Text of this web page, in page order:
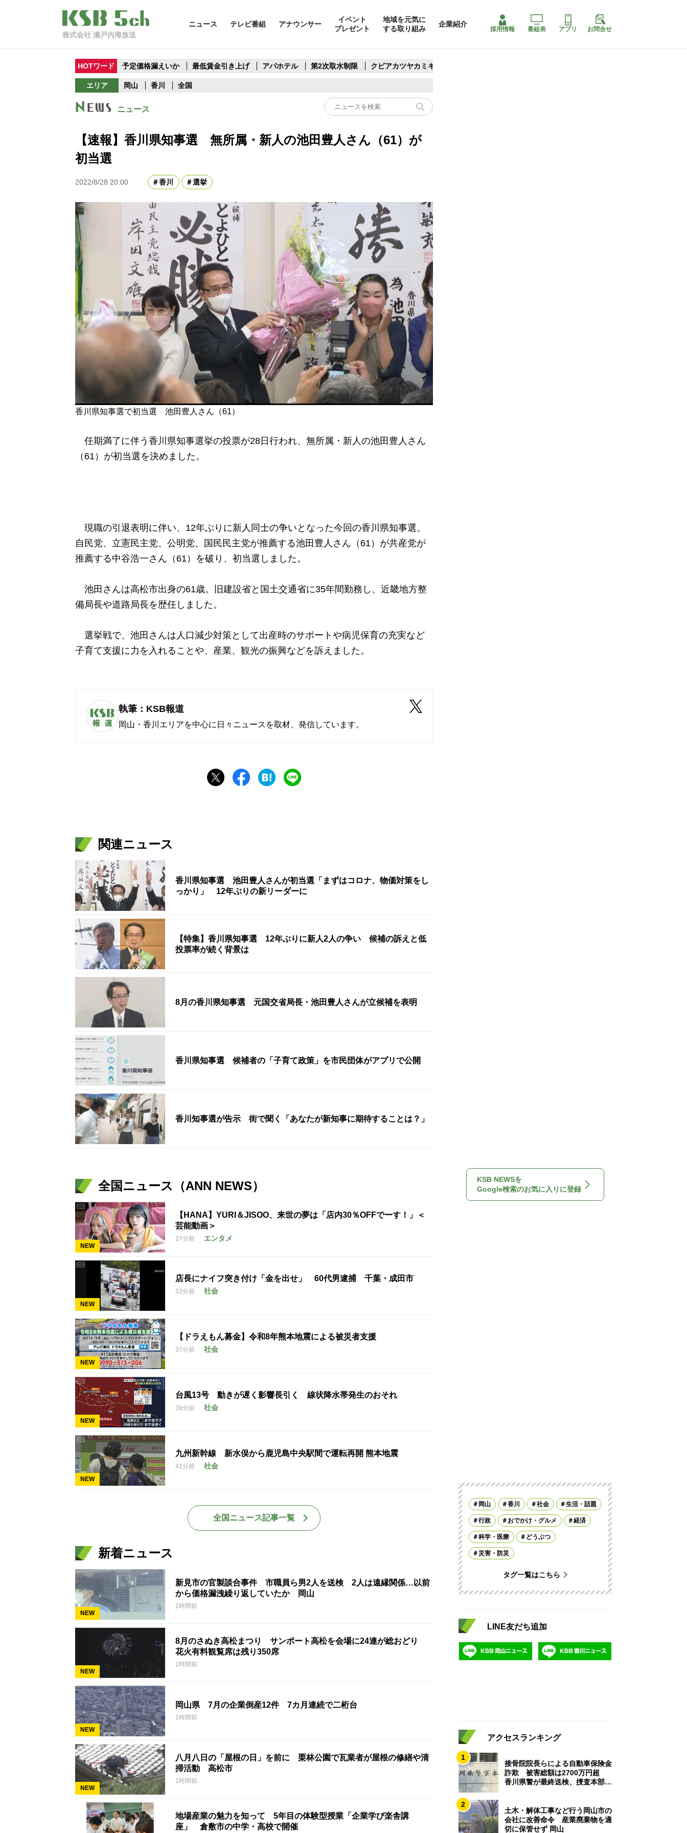
株式会社 瀬戸内海放送
ニュース テレビ番組 アナウンサー
イベント
プレゼント
地域を元気に
する取り組み
企業紹介
採用情報 番組表 アプリ お問合せ
HOTワード 予定価格漏えいか 最低賃金引き上げ アパホテル 第2次取水制限 クビアカツヤカミキリ
エリア 岡山 香川 全国
ニュース
【速報】香川県知事選 無所属・新人の池田豊人さん（61）が
初当選
2022/8/28 20:00 香川 選挙
香川県知事選で初当選 池田豊人さん（61）
任期満了に伴う香川県知事選挙の投票が28日行われ、無所属・新人の池田豊人さん
（61）が初当選を決めました。
現職の引退表明に伴い、12年ぶりに新人同士の争いとなった今回の香川県知事選。
自民党、立憲民主党、公明党、国民民主党が推薦する池田豊人さん（61）が共産党が
推薦する中谷浩一さん（61）を破り、初当選しました。
池田さんは高松市出身の61歳。旧建設省と国土交通省に35年間勤務し、近畿地方整
備局長や道路局長を歴任しました。
選挙戦で、池田さんは人口減少対策として出産時のサポートや病児保育の充実など
子育て支援に力を入れることや、産業、観光の振興などを訴えました。
執筆：KSB報道
岡山・香川エリアを中心に日々ニュースを取材、発信しています。
関連ニュース
香川県知事選 池田豊人さんが初当選「まずはコロナ、物価対策をし
っかり」 12年ぶりの新リーダーに
【特集】香川県知事選 12年ぶりに新人2人の争い 候補の訴えと低
投票率が続く背景は
8月の香川県知事選 元国交省局長・池田豊人さんが立候補を表明
香川県知事選 候補者の「子育て政策」を市民団体がアプリで公開
香川知事選が告示 街で聞く「あなたが新知事に期待することは？」
全国ニュース（ANN NEWS）
NEW
【HANA】YURI＆JISOO、来世の夢は「店内30％OFFでーす！」＜
芸能動画＞
27分前 エンタメ
NEW
店長にナイフ突き付け「金を出せ」 60代男逮捕 千葉・成田市
32分前 社会
NEW
【ドラえもん募金】令和8年熊本地震による被災者支援
37分前 社会
NEW
台風13号 動きが遅く影響長引く 線状降水帯発生のおそれ
39分前 社会
NEW
九州新幹線 新水俣から鹿児島中央駅間で運転再開 熊本地震
41分前 社会
全国ニュース記事一覧
新着ニュース
NEW
新見市の官製談合事件 市職員ら男2人を送検 2人は遠縁関係…以前
から価格漏洩繰り返していたか 岡山
1時間前
NEW
8月のさぬき高松まつり サンポート高松を会場に24連が総おどり
花火有料観覧席は残り350席
1時間前
NEW
岡山県 7月の企業倒産12件 7カ月連続で二桁台
1時間前
NEW
八月八日の「屋根の日」を前に 栗林公園で瓦業者が屋根の修繕や清
掃活動 高松市
1時間前
地場産業の魅力を知って 5年目の体験型授業「企業学び楽舎講
座」 倉敷市の中学・高校で開催
KSB NEWSを
Google検索のお気に入りに登録
岡山 香川 社会 生活・話題
行政 おでかけ・グルメ 経済
科学・医療 どうぶつ
災害・防災
タグ一覧はこちら
LINE友だち追加
アクセスランキング
1
接骨院院長らによる自動車保険金
詐欺 被害総額は2700万円超
香川県警が最終送検、捜査本部解
2
土木・解体工事など行う岡山市の
会社に改善命令 産業廃棄物を適
切に保管せず 岡山